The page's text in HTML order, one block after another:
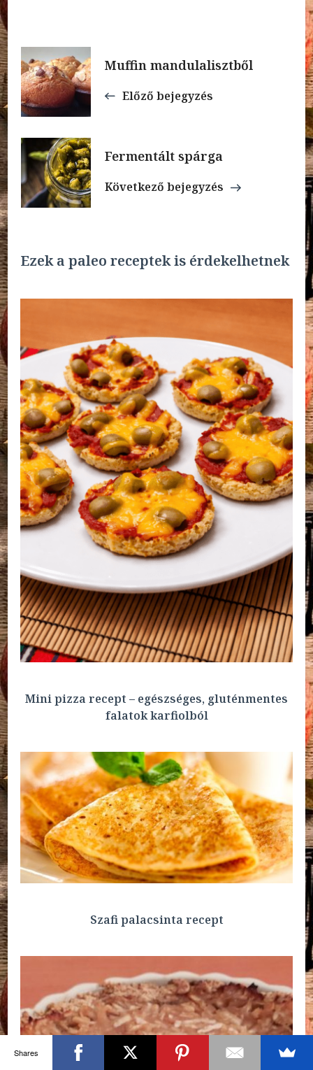
Bejegyzések
navigációja
Muffin mandulalisztből
Előző bejegyzés
Fermentált spárga
Következő bejegyzés
Ezek a paleo receptek is érdekelhetnek
Mini pizza recept – egészséges, gluténmentes
falatok karfiolból
Szafi palacsinta recept
Shares